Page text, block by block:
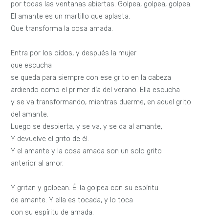
por todas las ventanas abiertas. Golpea, golpea, golpea.
El amante es un martillo que aplasta.
Que transforma la cosa amada.
Entra por los oídos, y después la mujer
que escucha
se queda para siempre con ese grito en la cabeza
ardiendo como el primer día del verano. Ella escucha
y se va transformando, mientras duerme, en aquel grito
del amante.
Luego se despierta, y se va, y se da al amante,
Y devuelve el grito de él.
Y el amante y la cosa amada son un solo grito
anterior al amor.
Y gritan y golpean. Él la golpea con su espíritu
de amante. Y ella es tocada, y lo toca
con su espíritu de amada.